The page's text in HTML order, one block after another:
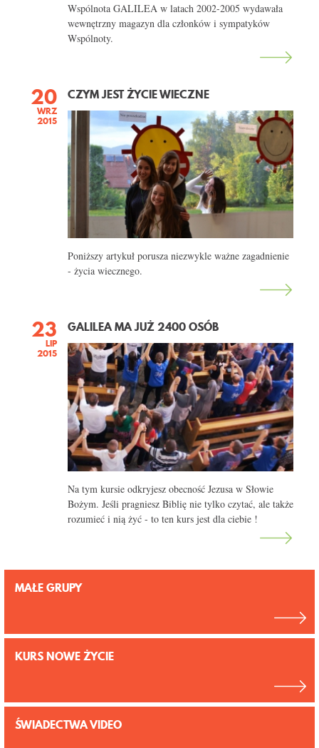
Wspólnota GALILEA w latach 2002-2005 wydawała
wewnętrzny magazyn dla członków i sympatyków
Wspólnoty.
20
WRZ
2015
CZYM JEST ŻYCIE WIECZNE
Poniższy artykuł porusza niezwykle ważne zagadnienie
- życia wiecznego.
23
LIP
2015
GALILEA MA JUŻ 2400 OSÓB
Na tym kursie odkryjesz obecność Jezusa w Słowie
Bożym. Jeśli pragniesz Biblię nie tylko czytać, ale także
rozumieć i nią żyć - to ten kurs jest dla ciebie !
MAŁE GRUPY
KURS NOWE ŻYCIE
ŚWIADECTWA VIDEO